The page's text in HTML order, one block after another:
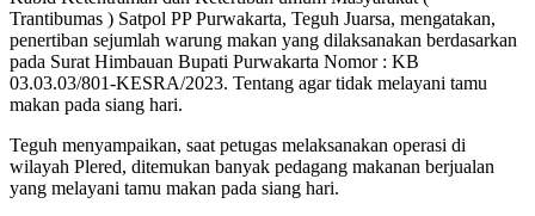
Trantibumas ) Satpol PP Purwakarta, Teguh Juarsa, mengatakan,
penertiban sejumlah warung makan yang dilaksanakan berdasarkan
pada Surat Himbauan Bupati Purwakarta Nomor : KB
03.03.03/801-KESRA/2023. Tentang agar tidak melayani tamu
makan pada siang hari.
Teguh menyampaikan, saat petugas melaksanakan operasi di
wilayah Plered, ditemukan banyak pedagang makanan berjualan
yang melayani tamu makan pada siang hari.